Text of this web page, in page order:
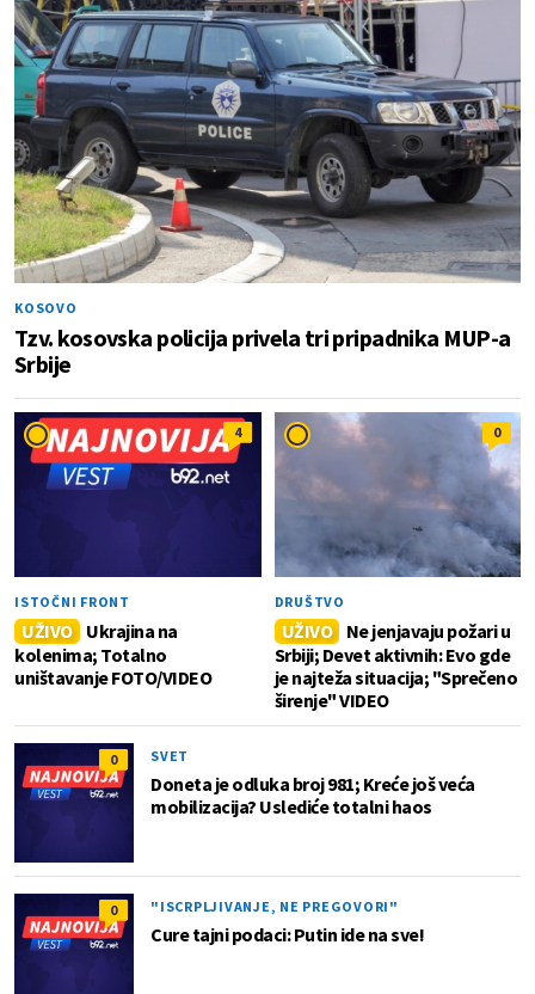
KOSOVO
Tzv. kosovska policija privela tri pripadnika MUP-a
Srbije
4
ISTOČNI FRONT
UŽIVO
Ukrajina na
kolenima; Totalno
uništavanje FOTO/VIDEO
0
DRUŠTVO
UŽIVO
Ne jenjavaju požari u
Srbiji; Devet aktivnih: Evo gde
je najteža situacija; "Sprečeno
širenje" VIDEO
0 SVET
Doneta je odluka broj 981; Kreće još veća
mobilizacija? Uslediće totalni haos
0 "ISCRPLJIVANJE, NE PREGOVORI"
Cure tajni podaci: Putin ide na sve!